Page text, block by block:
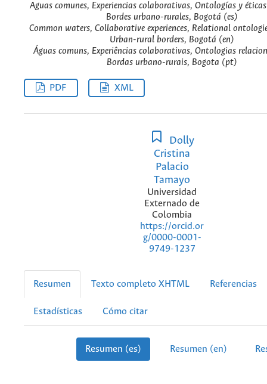
Aguas comunes, Experiencias colaborativas, Ontologías y
Bordes urbano-rurales, Bogotá (es)
Common waters, Collaborative experiences, Relational
Urban-rural borders, Bogotá (en)
Águas comuns, Experiências colaborativas, Ontologias
Bordas urbano-rurais, Bogota (pt)
PDF XML
Dolly
Cristina
Palacio
Tamayo
Universidad
Externado de
Colombia
https://orcid.or
g/0000-0001-
9749-1237
Resumen Texto completo XHTML Referencias
Estadísticas Cómo citar
Resumen (es) Resumen (en)